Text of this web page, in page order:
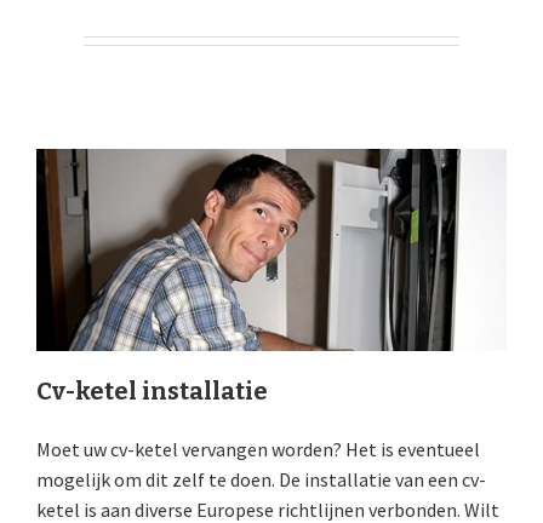
Cv-ketel installatie
Moet uw cv-ketel vervangen worden? Het is eventueel
mogelijk om dit zelf te doen. De installatie van een cv-
ketel is aan diverse Europese richtlijnen verbonden. Wilt